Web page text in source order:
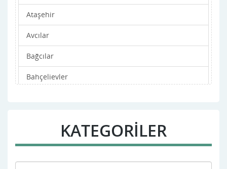
Ataşehir
Avcılar
Bağcılar
Bahçelievler
Bayrampaşa
Beşiktaş
KATEGORİLER